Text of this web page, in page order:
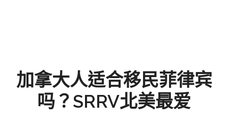
加拿大人适合移民菲律宾
吗？SRRV北美最爱